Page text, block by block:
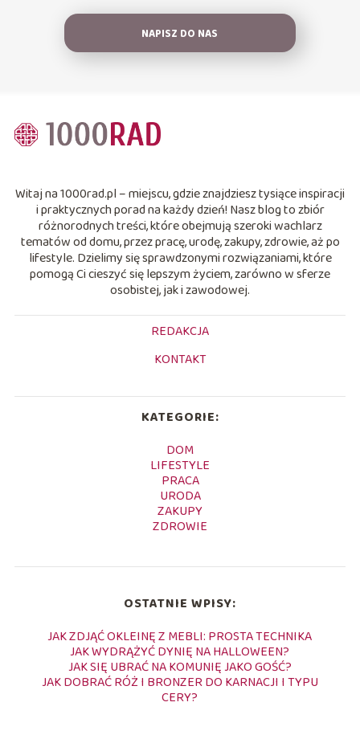
NAPISZ DO NAS
Witaj na 1000rad.pl – miejscu, gdzie znajdziesz tysiące inspiracji
i praktycznych porad na każdy dzień! Nasz blog to zbiór
różnorodnych treści, które obejmują szeroki wachlarz
tematów od domu, przez pracę, urodę, zakupy, zdrowie, aż po
lifestyle. Dzielimy się sprawdzonymi rozwiązaniami, które
pomogą Ci cieszyć się lepszym życiem, zarówno w sferze
osobistej, jak i zawodowej.
REDAKCJA
KONTAKT
KATEGORIE:
DOM
LIFESTYLE
PRACA
URODA
ZAKUPY
ZDROWIE
OSTATNIE WPISY:
JAK ZDJĄĆ OKLEINĘ Z MEBLI: PROSTA TECHNIKA
JAK WYDRĄŻYĆ DYNIĘ NA HALLOWEEN?
JAK SIĘ UBRAĆ NA KOMUNIĘ JAKO GOŚĆ?
JAK DOBRAĆ RÓŻ I BRONZER DO KARNACJI I TYPU
CERY?